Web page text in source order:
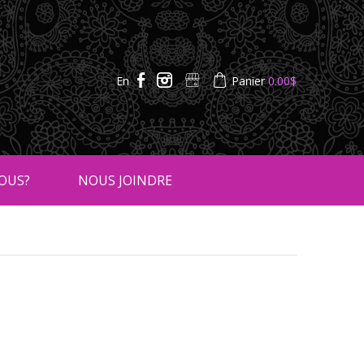
En Panier0.00$
NOUS JOINDRE